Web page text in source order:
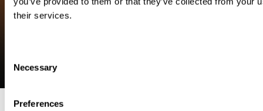
their services.
Selection
Necessary
Preferences